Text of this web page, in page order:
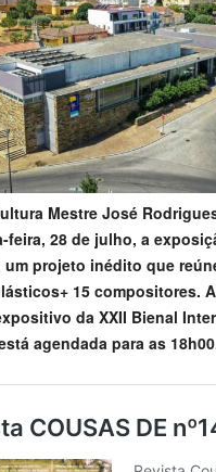
Mestre José
28 de julho, a
um projeto inédito que
15 compositores.
da XXII Bienal
agendada para as